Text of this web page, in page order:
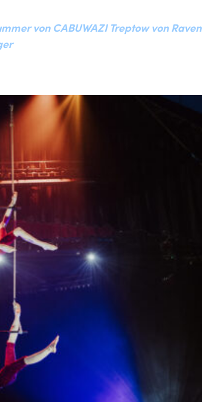
von CABUWAZI Treptow von Raven